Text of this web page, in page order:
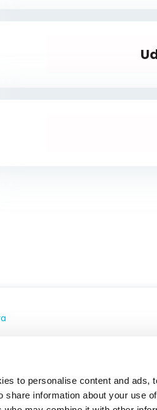
to personalise content and ads,
share information about your use